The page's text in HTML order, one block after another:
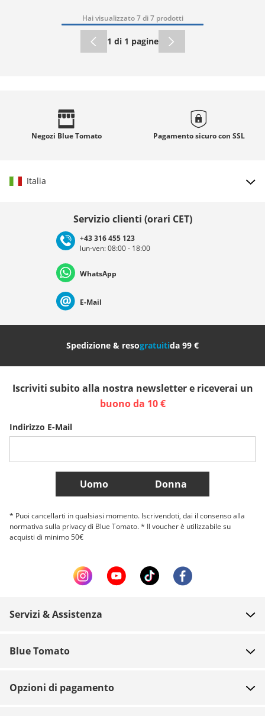
Hai visualizzato 7 di 7 prodotti
1 di 1 pagine
Negozi Blue Tomato Pagamento sicuro con SSL
Italia
Deutschland Österreich
Nederland Italia (Italiano) Italien (Deutsch)
Slovenija
Belgique (Français) Danmark Norge
Più Paesi
Servizio clienti (orari CET)
+43 316 455 123
lun-ven: 08:00 - 18:00
WhatsApp
E-Mail
Spedizione & resogratuitida 99 €
Iscriviti subito alla nostra newsletter e riceverai un
buono da 10 €
Indirizzo E-Mail
Uomo Donna
* Puoi cancellarti in qualsiasi momento. Iscrivendoti, dai il consenso alla
normativa sulla privacy di Blue Tomato. * Il voucher è utilizzabile su
acquisti di minimo 50€
Servizi & Assistenza
Pagamento
Blue Tomato
Opzioni di pagamento